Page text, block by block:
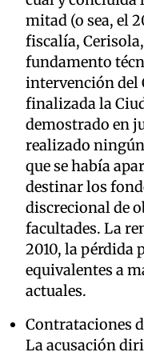
mitad (o sea, el
fiscalía,
fundamento
intervención del
finalizada la
demostrado en
realizado
que se había
destinar los
discrecional de
facultades. La
2010, la pérdida
equivalentes a
actuales.
Contrataciones
La acusación